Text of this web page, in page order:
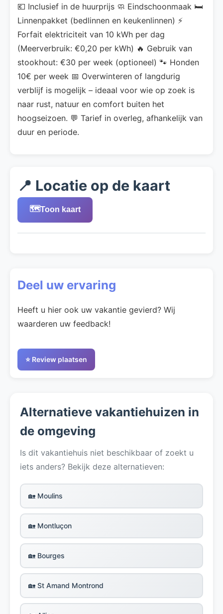
💶 Inclusief in de huurprijs 🧼 Eindschoonmaak 🛏️
Linnenpakket (bedlinnen en keukenlinnen) ⚡
Forfait elektriciteit van 10 kWh per dag
(Meerverbruik: €0,20 per kWh) 🔥 Gebruik van
stookhout: €30 per week (optioneel) 🐾 Honden
10€ per week 📅 Overwinteren of langdurig
verblijf is mogelijk – ideaal voor wie op zoek is
naar rust, natuur en comfort buiten het
hoogseizoen. 💬 Tarief in overleg, afhankelijk van
duur en periode.
📍 Locatie op de kaart
🗺️Toon kaart
Deel uw ervaring
Heeft u hier ook uw vakantie gevierd? Wij
waarderen uw feedback!
⭐ Review plaatsen
Alternatieve vakantiehuizen in
de omgeving
Is dit vakantiehuis niet beschikbaar of zoekt u
iets anders? Bekijk deze alternatieven:
🏡 Moulins
🏡 Montluçon
🏡 Bourges
🏡 St Amand Montrond